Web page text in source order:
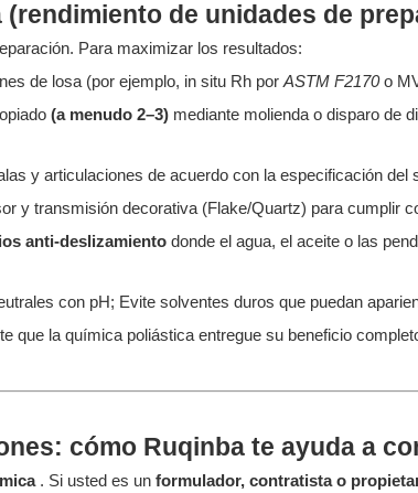
de unidades de
Para maximizar los resultados:
de losa (por ejemplo, in situ Rh por ASTM F2170o
(a menudo 2–3) mediante molienda o disparo de
y articulaciones de acuerdo con la especificación del
y transmisión decorativa (Flake/Quartz) para cumplir
anti-deslizamiento donde el agua, el aceite o las
con pH; Evite solventes duros que puedan
que la química poliástica entregue su beneficio
cómo Ruqinba te ayuda a
. Si usted es un formulador, contratista o